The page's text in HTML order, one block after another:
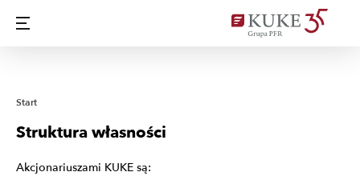
Start
Struktura własności
Akcjonariuszami KUKE są: